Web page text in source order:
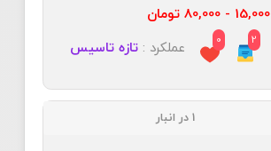
15,000 - 80,000 تومان
2
0 عملکرد :تازه تاسیس
1 در انبار